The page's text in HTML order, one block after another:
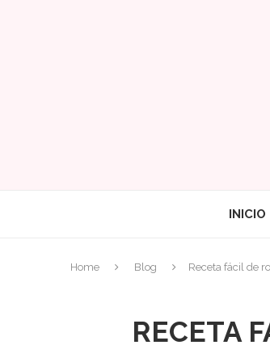
INICIO
Home Blog Receta fácil de
RECETA